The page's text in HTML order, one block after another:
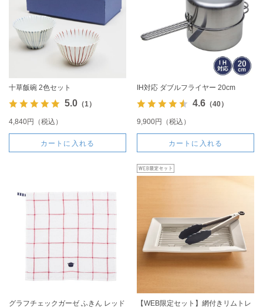
十草飯碗 2色セット
5.0（1）
4,840円（税込）
カートに入れる
IH対応 ダブルフライヤー 20cm
4.6（40）
9,900円（税込）
カートに入れる
グラフチェックガーゼ ふきん レッド
【WEB限定セット】網付きリムトレ